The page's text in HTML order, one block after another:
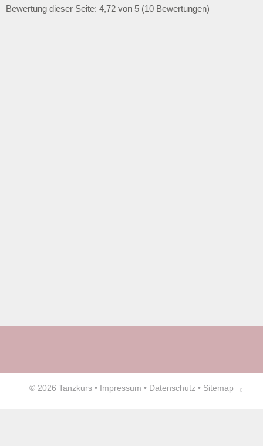
Bewertung dieser Seite: 4,72 von 5 (10 Bewertungen)
© 2026 Tanzkurs • Impressum • Datenschutz • Sitemap